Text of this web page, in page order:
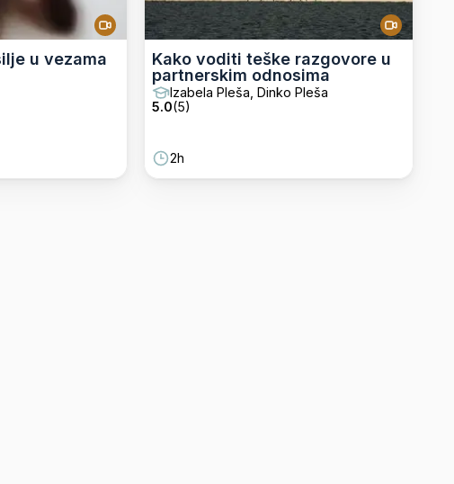
u vezama
Kako voditi teške razgovore u
partnerskim odnosima
Izabela Pleša, Dinko Pleša
5.0(5)
2h